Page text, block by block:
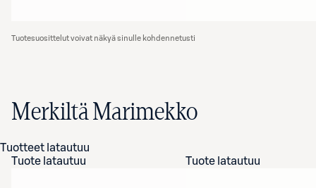
Tuotesuosittelut voivat näkyä sinulle kohdennetusti
Merkiltä Marimekko
Tuotteet latautuu
Tuote latautuu
Tuote latautuu